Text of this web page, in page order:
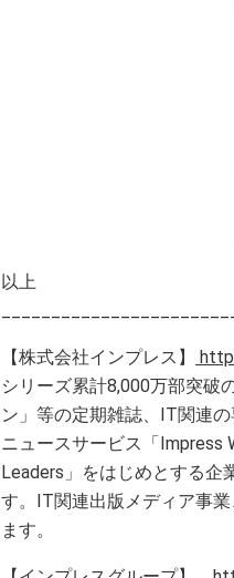
以上
【株式会社インプレス】
シリーズ累計8,000万部突破
ン」等の定期雑誌、IT関連
ニュースサービス「Impress
Leaders」をはじめとする
す。IT関連出版メディア事
ます。